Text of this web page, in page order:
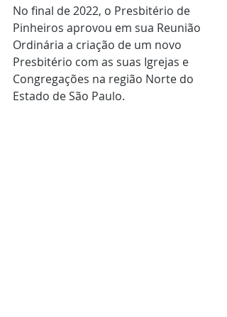
No final de 2022, o Presbitério de
Pinheiros aprovou em sua Reunião
Ordinária a criação de um novo
Presbitério com as suas Igrejas e
Congregações na região Norte do
Estado de São Paulo.